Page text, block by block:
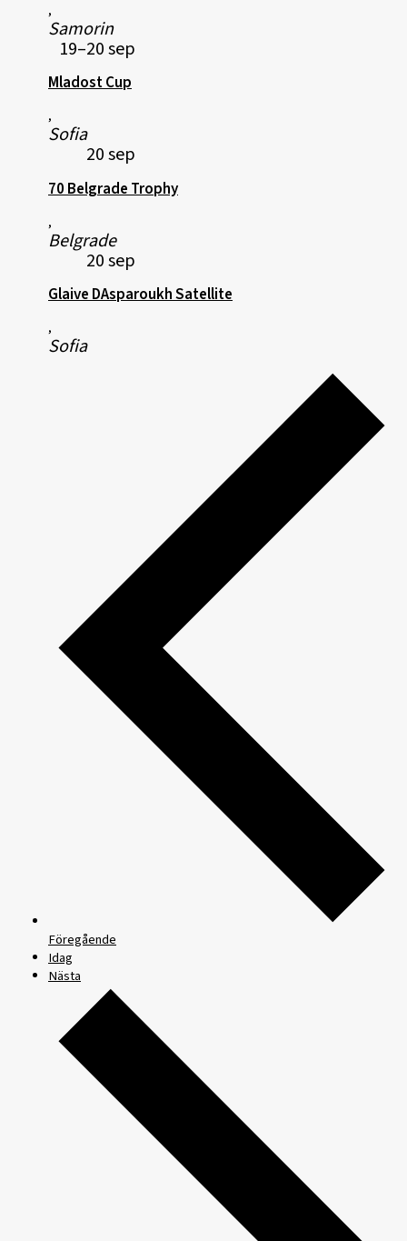
,
Samorin
19–20 sep
Mladost Cup
,
Sofia
20 sep
70 Belgrade Trophy
,
Belgrade
20 sep
Glaive DAsparoukh Satellite
,
Sofia
Föregående
Idag
Nästa